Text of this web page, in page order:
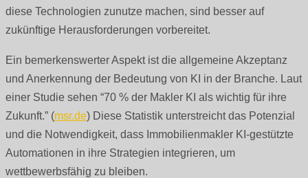
diese Technologien zunutze machen, sind besser auf
zukünftige Herausforderungen vorbereitet.
Ein bemerkenswerter Aspekt ist die allgemeine Akzeptanz
und Anerkennung der Bedeutung von KI in der Branche. Laut
einer Studie sehen “70 % der Makler KI als wichtig für ihre
Zukunft.” (msr.de) Diese Statistik unterstreicht das Potenzial
und die Notwendigkeit, dass Immobilienmakler KI-gestützte
Automationen in ihre Strategien integrieren, um
wettbewerbsfähig zu bleiben.